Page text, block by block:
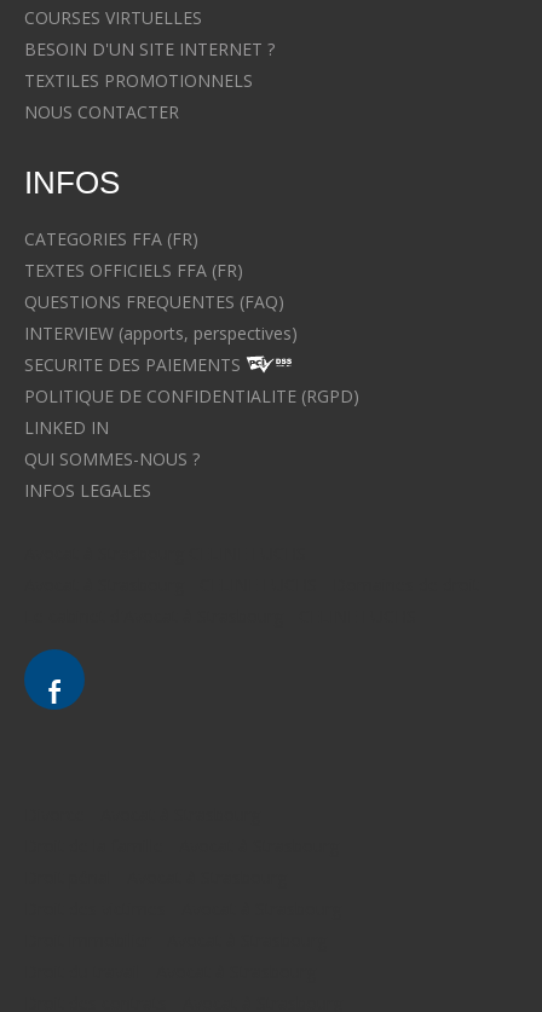
COURSES VIRTUELLES
BESOIN D'UN SITE INTERNET ?
TEXTILES PROMOTIONNELS
NOUS CONTACTER
INFOS
CATEGORIES FFA (FR)
TEXTES OFFICIELS FFA (FR)
QUESTIONS FREQUENTES (FAQ)
INTERVIEW (apports, perspectives)
SECURITE DES PAIEMENTS
POLITIQUE DE CONFIDENTIALITE (RGPD)
LINKED IN
QUI SOMMES-NOUS ?
INFOS LEGALES